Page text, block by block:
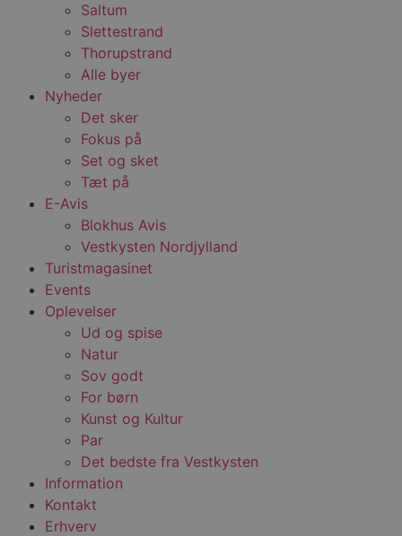
Saltum
Slettestrand
Thorupstrand
Alle byer
Nyheder
Det sker
Fokus på
Set og sket
Tæt på
E-Avis
Blokhus Avis
Vestkysten Nordjylland
Turistmagasinet
Events
Oplevelser
Ud og spise
Natur
Sov godt
For børn
Kunst og Kultur
Par
Det bedste fra Vestkysten
Information
Kontakt
Erhverv